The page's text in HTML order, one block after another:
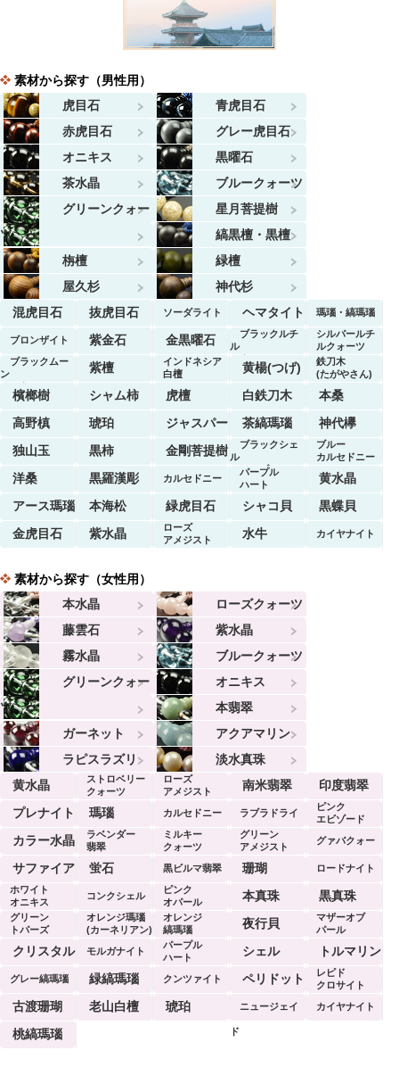
素材から探す（男性用）
虎目石
青虎目石
赤虎目石
グレー虎目石
オニキス
黒曜石
茶水晶
ブルークォーツ
グリーンクォー
ツ
星月菩提樹
縞黒檀・黒檀
栴檀
緑檀
屋久杉
神代杉
混虎目石
抜虎目石 ソーダライト ヘマタイト 瑪瑙・縞瑪瑙
ブロンザイト 紫金石 金黒曜石
ブラックルチ
ル
クォーツ
シルバールチ
ルクォーツ
ブラックムー
ン
ストーン
紫檀
インドネシア
白檀
黄楊(つげ)
鉄刀木
(たがやさん)
檳榔樹 シャム柿 虎檀 白鉄刀木
本桑
高野槙
琥珀 ジャスパー 茶縞瑪瑙
神代欅
独山玉
黒柿 金剛菩提樹
ブラックシェ
ル
マーブル
ブルー
カルセドニー
洋桑 黒羅漢彫 カルセドニー
パープル
ハート
黄水晶
アース瑪瑙
本海松 緑虎目石 シャコ貝
黒蝶貝
金虎目石
紫水晶
ローズ
アメジスト
水牛 カイヤナイト
素材から探す（女性用）
本水晶
ローズクォーツ
藤雲石
紫水晶
霧水晶
ブルークォーツ
グリーンクォー
ツ
オニキス
本翡翠
ガーネット
アクアマリン
ラピスラズリ
淡水真珠
黄水晶
ストロベリー
クォーツ
ローズ
アメジスト
南米翡翠
印度翡翠
プレナイト
瑪瑙 カルセドニー ラブラドライ
ピンク
エビゾード
カラー水晶
ラベンダー
翡翠
ミルキー
クォーツ
グリーン
アメジスト
グァバクォー
サファイア 蛍石 黒ビルマ翡翠 珊瑚
ロードナイト
ホワイト
オニキス
コンクシェル
ピンク
オパール
本真珠 黒真珠
グリーン
トパーズ
オレンジ瑪瑙
(カーネリアン)
オレンジ
縞瑪瑙
夜行貝
マザーオブ
パール
クリスタル モルガナイト
パープル
ハート
シェル トルマリン
グレー縞瑪瑙 緑縞瑪瑙 クンツァイト ペリドット
レピド
クロサイト
古渡珊瑚 老山白檀 琥珀 ニュージェイ
ド
カイヤナイト
桃縞瑪瑙